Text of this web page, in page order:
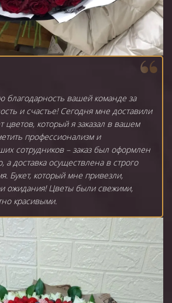
благодарность вашей команде за
и счастье! Сегодня мне доставили
цветов, который я заказал в вашем
профессионализм и
сотрудников – заказ был оформлен
а доставка осуществлена в строго
Букет, который мне привезли,
ожидания! Цветы были свежими,
красивыми.